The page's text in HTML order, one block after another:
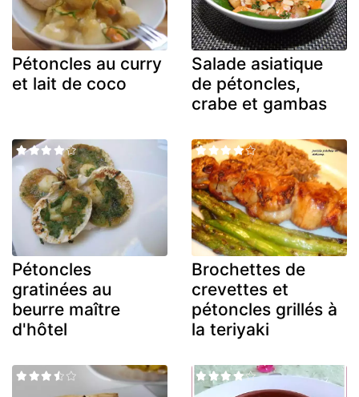
Pétoncles au curry
et lait de coco
Salade asiatique
de pétoncles,
crabe et gambas
Pétoncles
gratinées au
beurre maître
d'hôtel
Brochettes de
crevettes et
pétoncles grillés à
la teriyaki